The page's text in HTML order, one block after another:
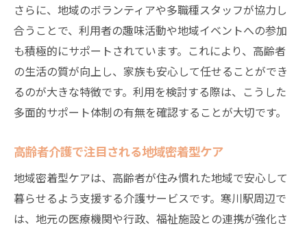
夫
家族と高齢者介護スタッフの連携の重要性
高齢者介護に役立つ家族サポートの具体策
家族の負担を減らす高齢者介護の工夫とは
高齢者介護で生まれる家族の安心感を高め
経済的負担を抑えたケアの選択肢と考え方
高齢者介護で経済的負担を抑える具体策
費用を抑えた高齢者介護サービスの活用法
高齢者介護費用の見直しでできる工夫
さらに、地域のボランティアや多職種スタッフが協力し
合うことで、利用者の趣味活動や地域イベントへの参加
も積極的にサポートされています。これにより、高齢者
の生活の質が向上し、家族も安心して任せることができ
るのが大きな特徴です。利用を検討する際は、こうした
多面的サポート体制の有無を確認することが大切です。
高齢者介護で注目される地域密着型ケア
地域密着型ケアは、高齢者が住み慣れた地域で安心して
暮らせるよう支援する介護サービスです。寒川駅周辺で
は、地元の医療機関や行政、福祉施設との連携が強化さ